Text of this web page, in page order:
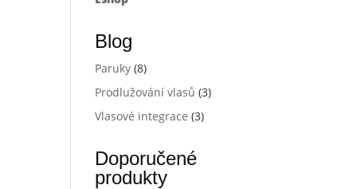
Blog
Paruky (8)
Prodlužování vlasů (3)
Vlasové integrace (3)
Doporučené
produkty